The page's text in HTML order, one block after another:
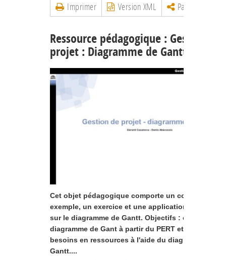
Imprimer Version XML Partager
Ressource pédagogique : Gestion de
projet : Diagramme de Gantt
Cet objet pédagogique comporte un cours, un
exemple, un exercice et une application interactive
sur le diagramme de Gantt. Objectifs : établir le
diagramme de Gant à partir du PERT et définir les
besoins en ressources à l'aide du diagramme de
Gantt....